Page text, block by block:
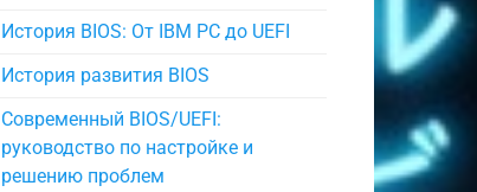
История BIOS: От IBM PC до UEFI
История развития BIOS
Современный BIOS/UEFI:
руководство по настройке и
решению проблем